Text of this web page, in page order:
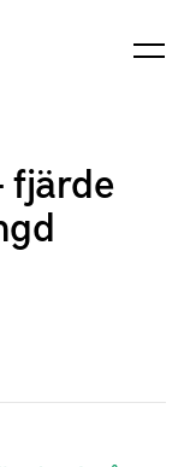
fjärde